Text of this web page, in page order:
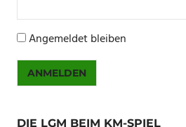
Angemeldet bleiben
ANMELDEN
DIE LGM BEIM KM-SPIEL